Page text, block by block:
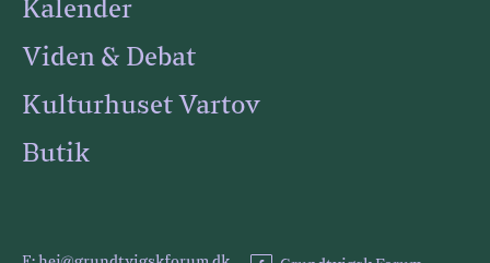
Kalender
Viden & Debat
Kulturhuset Vartov
Butik